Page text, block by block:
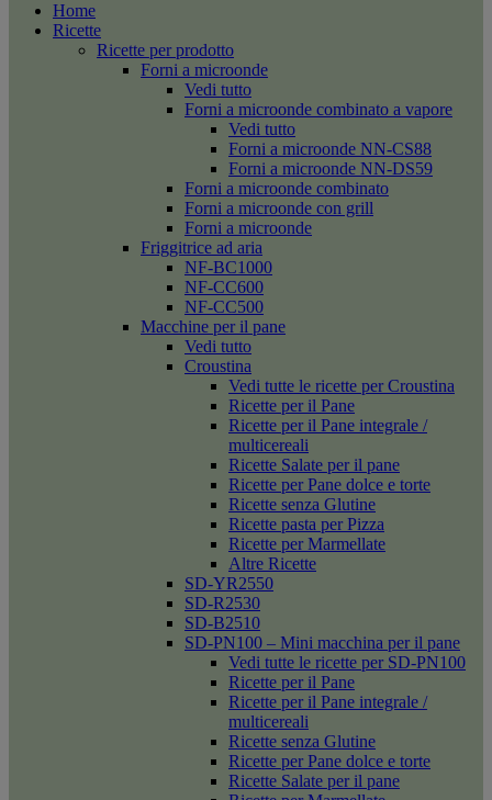
Home
Ricette
Ricette per prodotto
Forni a microonde
Vedi tutto
Forni a microonde combinato a vapore
Vedi tutto
Forni a microonde NN-CS88
Forni a microonde NN-DS59
Forni a microonde combinato
Forni a microonde con grill
Forni a microonde
Friggitrice ad aria
NF-BC1000
NF-CC600
NF-CC500
Macchine per il pane
Vedi tutto
Croustina
Vedi tutte le ricette per Croustina
Ricette per il Pane
Ricette per il Pane integrale /
multicereali
Ricette Salate per il pane
Ricette per Pane dolce e torte
Ricette senza Glutine
Ricette pasta per Pizza
Ricette per Marmellate
Altre Ricette
SD-YR2550
SD-R2530
SD-B2510
SD-PN100 – Mini macchina per il pane
Vedi tutte le ricette per SD-PN100
Ricette per il Pane
Ricette per il Pane integrale /
multicereali
Ricette senza Glutine
Ricette per Pane dolce e torte
Ricette Salate per il pane